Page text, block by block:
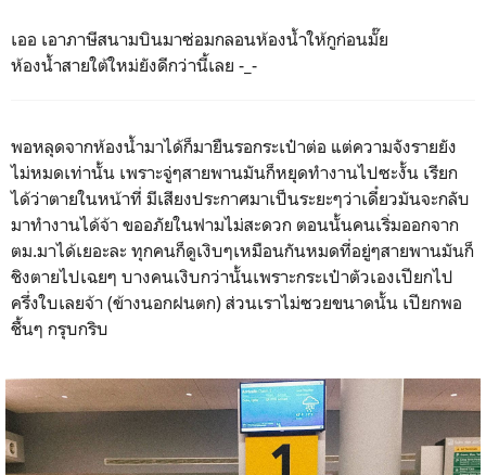
เออ เอาภาษีสนามบินมาซ่อมกลอนห้องน้ำให้กูก่อนมั๊ย
ห้องน้ำสายใต้ใหม่ยังดีกว่านี้เลย -_-
พอหลุดจากห้องน้ำมาได้ก็มายืนรอกระเป๋าต่อ แต่ความจังรายยัง
ไม่หมดเท่านั้น เพราะจู่ๆสายพานมันก็หยุดทำงานไปซะงั้น เรียก
ได้ว่าตายในหน้าที่ มีเสียงประกาศมาเป็นระยะๆว่าเดี๋ยวมันจะกลับ
มาทำงานได้จ้า ขออภัยในฟามไม่สะดวก ตอนนั้นคนเริ่มออกจาก
ตม.มาได้เยอะละ ทุกคนก็ดูเงิบๆเหมือนกันหมดที่อยู่ๆสายพานมันก็
ชิงตายไปเฉยๆ บางคนเงิบกว่านั้นเพราะกระเป๋าตัวเองเปียกไป
ครึ่งใบเลยจ้า (ข้างนอกฝนตก) ส่วนเราไม่ซวยขนาดนั้น เปียกพอ
ชื้นๆ กรุบกริบ